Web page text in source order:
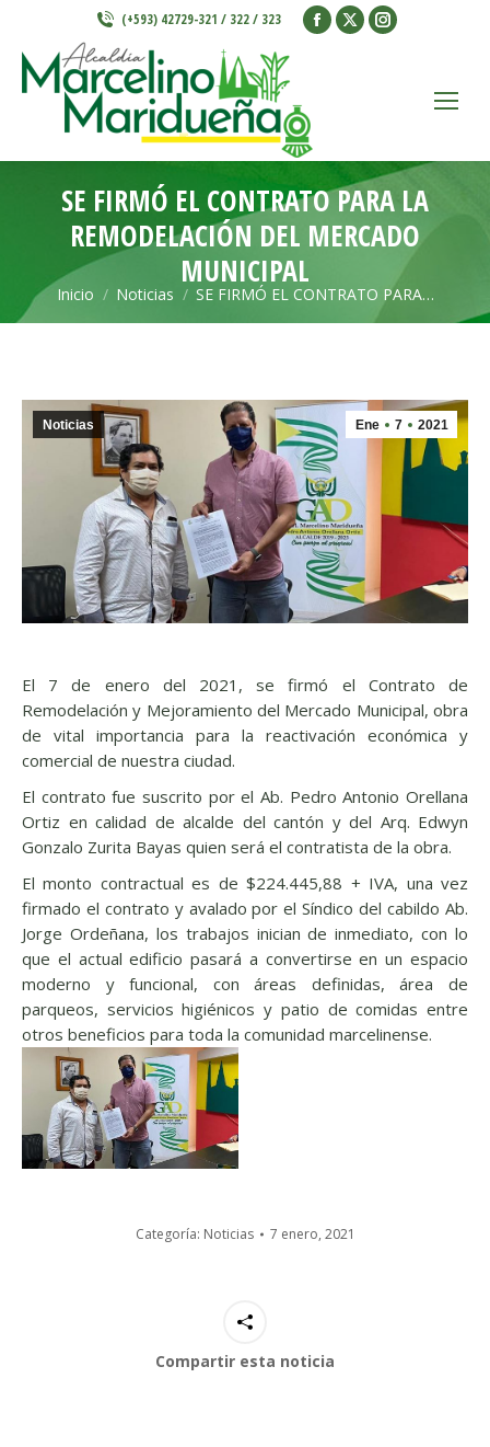
(+593) 42729-321 / 322 / 323
Facebook
window
X
window
Instagram
window
SE FIRMÓ EL CONTRATO PARA LA
REMODELACIÓN DEL MERCADO
MUNICIPAL
Estás aquí:
Inicio Noticias SE FIRMÓ EL CONTRATO PARA…
Ene 7 2021
Noticias
El 7 de enero del 2021, se firmó el Contrato de
Remodelación y Mejoramiento del Mercado Municipal, obra
de vital importancia para la reactivación económica y
comercial de nuestra ciudad.
El contrato fue suscrito por el Ab. Pedro Antonio Orellana
Ortiz en calidad de alcalde del cantón y del Arq. Edwyn
Gonzalo Zurita Bayas quien será el contratista de la obra.
El monto contractual es de $224.445,88 + IVA, una vez
firmado el contrato y avalado por el Síndico del cabildo Ab.
Jorge Ordeñana, los trabajos inician de inmediato, con lo
que el actual edificio pasará a convertirse en un espacio
moderno y funcional, con áreas definidas, área de
parqueos, servicios higiénicos y patio de comidas entre
otros beneficios para toda la comunidad marcelinense.
Categoría: Noticias 7 enero, 2021
Compartir esta noticia